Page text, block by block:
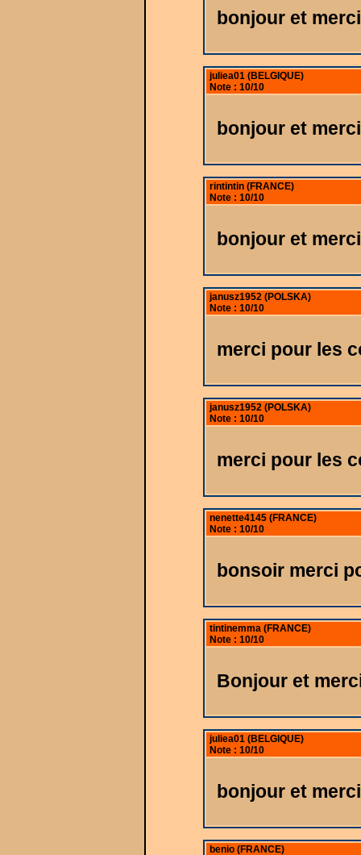
bonjour et
juliea01 (BELGIQUE)
Note : 10/10
bonjour et
rintintin (FRANCE)
Note : 10/10
bonjour et
janusz1952 (POLSKA)
Note : 10/10
merci pour les
janusz1952 (POLSKA)
Note : 10/10
merci pour les
nenette4145 (FRANCE)
Note : 10/10
bonsoir merci
tintinemma (FRANCE)
Note : 10/10
Bonjour et
juliea01 (BELGIQUE)
Note : 10/10
bonjour et
benio (FRANCE)